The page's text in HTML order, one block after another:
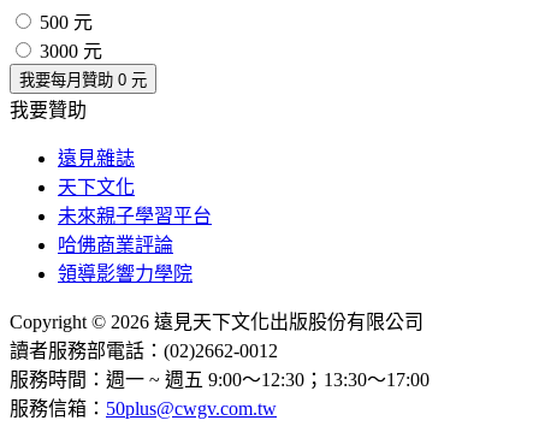
500 元
3000 元
我要每月贊助 0 元
我要贊助
遠見雜誌
天下文化
未來親子學習平台
哈佛商業評論
領導影響力學院
Copyright © 2026 遠見天下文化出版股份有限公司
讀者服務部電話：(02)2662-0012
服務時間：週一 ~ 週五 9:00～12:30；13:30～17:00
服務信箱： 50plus@cwgv.com.tw